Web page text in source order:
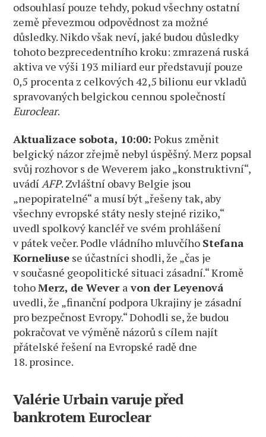
odsouhlasí pouze tehdy, pokud všechny ostatní
země převezmou odpovědnost za možné
důsledky. Nikdo však neví, jaké budou důsledky
tohoto bezprecedentního kroku: zmrazená ruská
aktiva ve výši 193 miliard eur představují pouze
0,5 procenta z celkových 42,5 bilionu eur vkladů
spravovaných belgickou cennou společností
Euroclear.
Aktualizace sobota, 10:00: Pokus změnit
belgický názor zřejmě nebyl úspěšný. Merz popsal
svůj rozhovor s de Weverem jako „konstruktivní“,
uvádíAFP. Zvláštní obavy Belgie jsou
„nepopiratelné“ a musí být „řešeny tak, aby
všechny evropské státy nesly stejné riziko,“
uvedl spolkový kancléř ve svém prohlášení
v pátek večer. Podle vládního mluvčího Stefana
Korneliuse se účastníci shodli, že „čas je
v současné geopolitické situaci zásadní.“ Kromě
tohoMerz, de Wever avon der Leyenová
uvedli, že „finanční podpora Ukrajiny je zásadní
pro bezpečnost Evropy.“ Dohodli se, že budou
pokračovat ve výměně názorů s cílem najít
přátelské řešení na Evropské radě dne
18. prosince.
Valérie Urbain varuje před
bankrotem Euroclear